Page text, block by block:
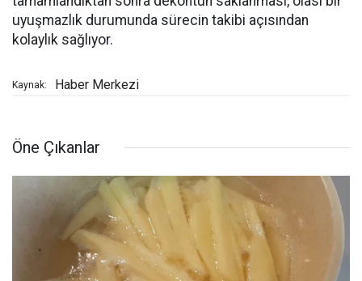
uyuşmazlık durumunda sürecin takibi açısından
kolaylık sağlıyor.
Kaynak: Haber Merkezi
Öne Çıkanlar